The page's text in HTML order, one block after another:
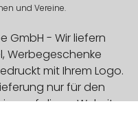
und Vereine.
GmbH - Wir liefern
Werbegeschenke
mit Ihrem Logo.
nur für den
auf dieser Website